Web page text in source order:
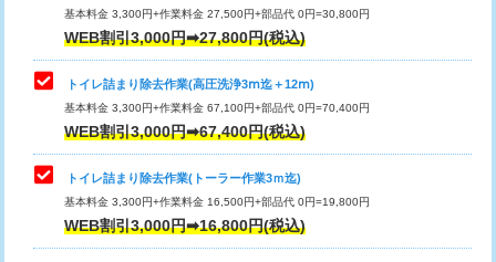
基本料金 3,300円+作業料金 27,500円+部品代 0円=30,800円
WEB割引3,000円➡27,800円(税込)
トイレ詰まり除去作業(高圧洗浄3ⅿ迄＋12ⅿ)
基本料金 3,300円+作業料金 67,100円+部品代 0円=70,400円
WEB割引3,000円➡67,400円(税込)
トイレ詰まり除去作業(トーラー作業3ｍ迄)
基本料金 3,300円+作業料金 16,500円+部品代 0円=19,800円
WEB割引3,000円➡16,800円(税込)